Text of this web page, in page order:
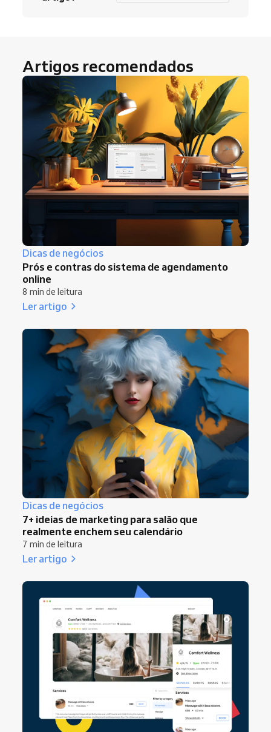
Artigos recomendados
Dicas de negócios
Prós e contras do sistema de agendamento
online
8 min de leitura
Ler artigo
Dicas de negócios
7+ ideias de marketing para salão que
realmente enchem seu calendário
7 min de leitura
Ler artigo